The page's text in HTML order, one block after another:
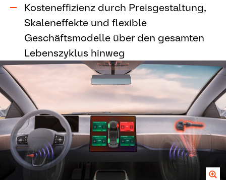
Kosteneffizienz durch Preisgestaltung,
Skaleneffekte und flexible
Geschäftsmodelle über den gesamten
Lebenszyklus hinweg